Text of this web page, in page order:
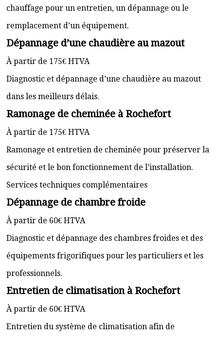
chauffage pour un entretien, un dépannage ou le
remplacement d’un équipement.
Dépannage d’une chaudière au mazout
À partir de 175€ HTVA
Diagnostic et dépannage d’une chaudière au mazout
dans les meilleurs délais.
Ramonage de cheminée à Rochefort
À partir de 175€ HTVA
Ramonage et entretien de cheminée pour préserver la
sécurité et le bon fonctionnement de l’installation.
Services techniques complémentaires
Dépannage de chambre froide
À partir de 60€ HTVA
Diagnostic et dépannage des chambres froides et des
équipements frigorifiques pour les particuliers et les
professionnels.
Entretien de climatisation à Rochefort
À partir de 60€ HTVA
Entretien du système de climatisation afin de